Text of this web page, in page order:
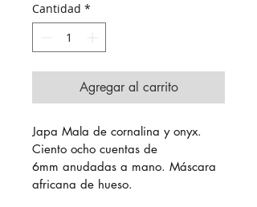
Cantidad *
Agregar al carrito
Japa Mala de cornalina y onyx.
Ciento ocho cuentas de
6mm anudadas a mano. Máscara
africana de hueso.